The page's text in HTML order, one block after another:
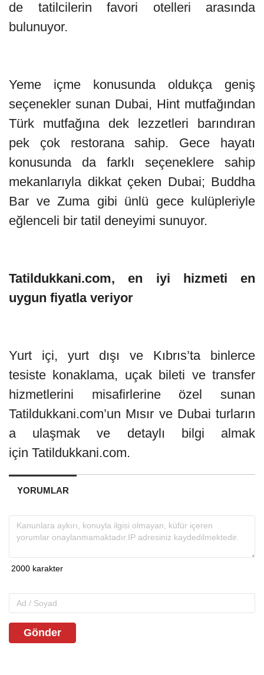
de tatilcilerin favori otelleri arasında
bulunuyor.
Yeme içme konusunda oldukça geniş
seçenekler sunan Dubai, Hint mutfağından
Türk mutfağına dek lezzetleri barındıran
pek çok restorana sahip. Gece hayatı
konusunda da farklı seçeneklere sahip
mekanlarıyla dikkat çeken Dubai; Buddha
Bar ve Zuma gibi ünlü gece kulüpleriyle
eğlenceli bir tatil deneyimi sunuyor.
Tatildukkani.com, en iyi hizmeti en
uygun fiyatla veriyor
Yurt içi, yurt dışı ve Kıbrıs’ta binlerce
tesiste konaklama, uçak bileti ve transfer
hizmetlerini misafirlerine özel sunan
Tatildukkani.com’un Mısır ve Dubai turların
a ulaşmak ve detaylı bilgi almak
için Tatildukkani.com.
YORUMLAR
Gönder